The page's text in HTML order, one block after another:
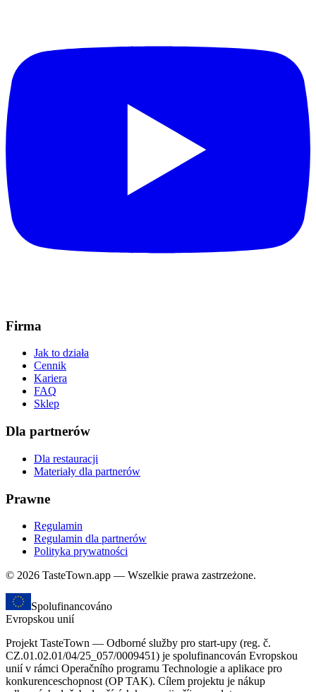
Firma
Jak to działa
Cennik
Kariera
FAQ
Sklep
Dla partnerów
Dla restauracji
Materiały dla partnerów
Prawne
Regulamin
Regulamin dla partnerów
Polityka prywatności
© 2026 TasteTown.app — Wszelkie prawa zastrzeżone.
Spolufinancováno
Evropskou unií
Projekt TasteTown — Odborné služby pro start-upy (reg. č.
CZ.01.02.01/04/25_057/0009451) je spolufinancován Evropskou
unií v rámci Operačního programu Technologie a aplikace pro
konkurenceschopnost (OP TAK). Cílem projektu je nákup